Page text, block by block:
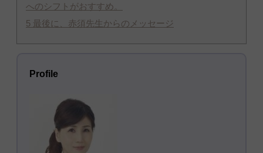
へのシフトがおすすめ。
5 最後に、赤須先生からのメッセージ
Profile